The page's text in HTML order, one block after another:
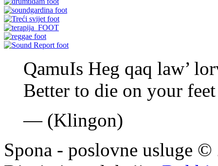
QamuIs Heg qaq law’
Better to die on your
—(Klingon)
Spona - poslovne usluge